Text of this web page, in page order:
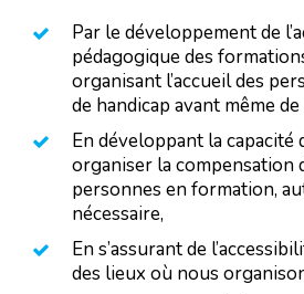
Par le développement de
pédagogique des
organisant l’accueil des
de handicap avant même
En développant la capacité
organiser la compensation
personnes en formation,
nécessaire,
En s’assurant de
des lieux où nous